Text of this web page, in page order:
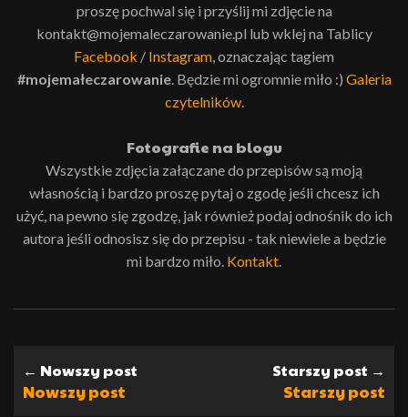
proszę pochwal się i przyślij mi zdjęcie na
kontakt@mojemaleczarowanie.pl lub wklej na Tablicy
Facebook / Instagram , oznaczając tagiem
#mojemałeczarowanie. Będzie mi ogromnie miło :) Galeria
czytelników.
Fotografie na blogu
Wszystkie zdjęcia załączane do przepisów są moją
własnością i bardzo proszę pytaj o zgodę jeśli chcesz ich
użyć, na pewno się zgodzę, jak również podaj odnośnik do ich
autora jeśli odnosisz się do przepisu - tak niewiele a będzie
mi bardzo miło. Kontakt
← Nowszy post
Nowszy post
Starszy post →
Starszy post